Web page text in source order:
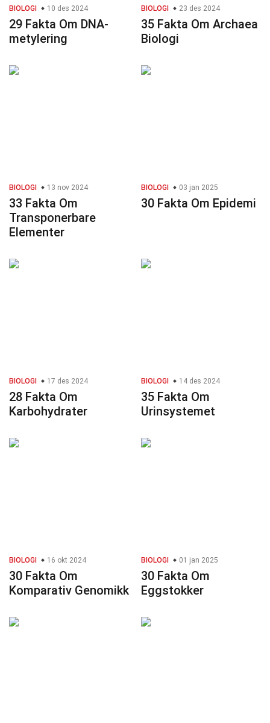
BIOLOGI 10 des 2024
29 Fakta Om DNA-
metylering
BIOLOGI 23 des 2024
35 Fakta Om Archaea
Biologi
BIOLOGI 13 nov 2024
33 Fakta Om
Transponerbare
Elementer
BIOLOGI 03 jan 2025
30 Fakta Om Epidemi
BIOLOGI 17 des 2024
28 Fakta Om
Karbohydrater
BIOLOGI 14 des 2024
35 Fakta Om
Urinsystemet
BIOLOGI 16 okt 2024
30 Fakta Om
Komparativ Genomikk
BIOLOGI 01 jan 2025
30 Fakta Om
Eggstokker